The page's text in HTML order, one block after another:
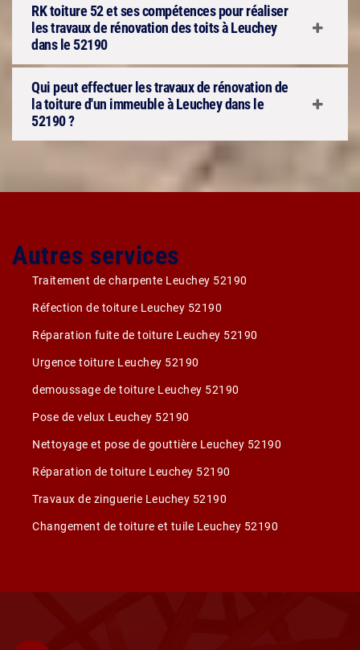
RK toiture 52 et ses compétences pour réaliser
les travaux de rénovation des toits à Leuchey
dans le 52190
Qui peut effectuer les travaux de rénovation de
la toiture d'un immeuble à Leuchey dans le
52190 ?
Autres services
Traitement de charpente Leuchey 52190
Réfection de toiture Leuchey 52190
Réparation fuite de toiture Leuchey 52190
Urgence toiture Leuchey 52190
demoussage de toiture Leuchey 52190
Pose de velux Leuchey 52190
Nettoyage et pose de gouttière Leuchey 52190
Réparation de toiture Leuchey 52190
Travaux de zinguerie Leuchey 52190
Changement de toiture et tuile Leuchey 52190